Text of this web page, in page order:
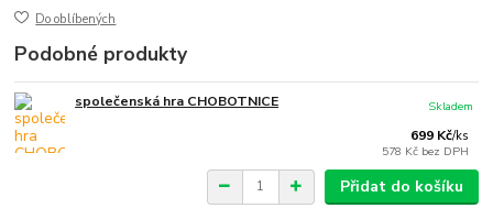
Do oblíbených
Podobné produkty
společenská hra CHOBOTNICE
699 Kč/ks
578 Kč bez DPH
Skladem
Přidat do košíku